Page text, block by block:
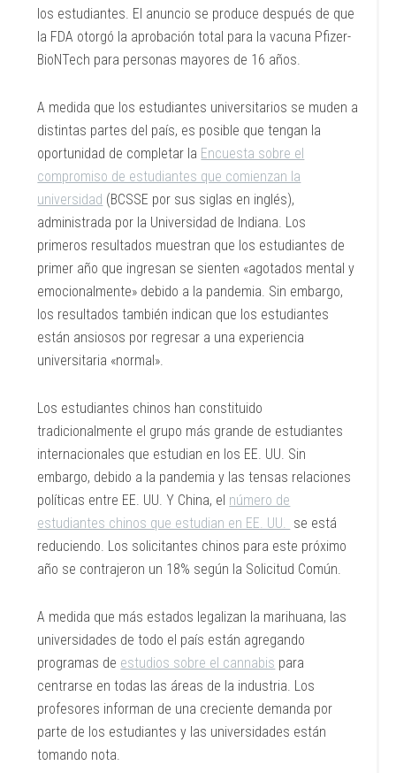
los estudiantes. El anuncio se produce después de que
la FDA otorgó la aprobación total para la vacuna Pfizer-
BioNTech para personas mayores de 16 años.
A medida que los estudiantes universitarios se muden a
distintas partes del país, es posible que tengan la
oportunidad de completar la Encuesta sobre el
compromiso de estudiantes que comienzan la
universidad (BCSSE por sus siglas en inglés),
administrada por la Universidad de Indiana. Los
primeros resultados muestran que los estudiantes de
primer año que ingresan se sienten «agotados mental y
emocionalmente» debido a la pandemia. Sin embargo,
los resultados también indican que los estudiantes
están ansiosos por regresar a una experiencia
universitaria «normal».
Los estudiantes chinos han constituido
tradicionalmente el grupo más grande de estudiantes
internacionales que estudian en los EE. UU. Sin
embargo, debido a la pandemia y las tensas relaciones
políticas entre EE. UU. Y China, el número de
estudiantes chinos que estudian en EE. UU. se está
reduciendo. Los solicitantes chinos para este próximo
año se contrajeron un 18% según la Solicitud Común.
A medida que más estados legalizan la marihuana, las
universidades de todo el país están agregando
programas de estudios sobre el cannabis para
centrarse en todas las áreas de la industria. Los
profesores informan de una creciente demanda por
parte de los estudiantes y las universidades están
tomando nota.